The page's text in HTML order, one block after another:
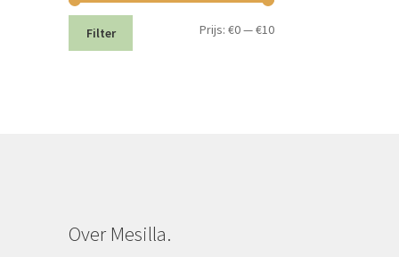
Min.
Max.
Filter Prijs: €0—€10
Over Mesilla.